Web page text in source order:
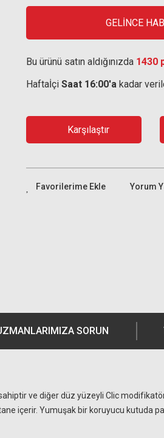
GELİNCE
Bu ürünü satın aldığınızda 1430
Haftaİçi Saat 16:00'a kadar
Karşılaştır
Yorum
SORUN
ve diğer düz yüzeyli Clic
içerir. Yumuşak bir koruyucu kutuda